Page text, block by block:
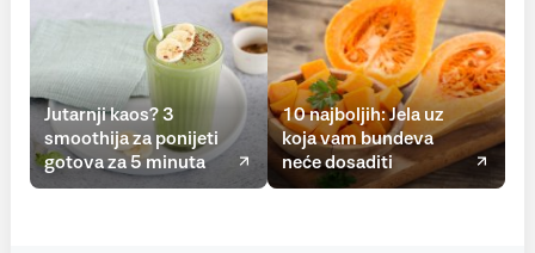
Jutarnji kaos? 3
smoothija za ponijeti
gotova za 5 minuta
10 najboljih: Jela uz
koja vam bundeva
neće dosaditi